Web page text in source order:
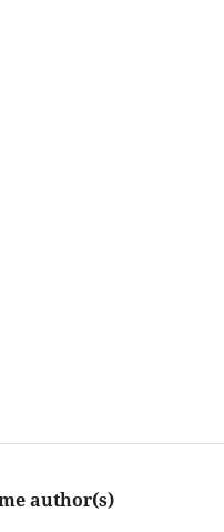
author(s)